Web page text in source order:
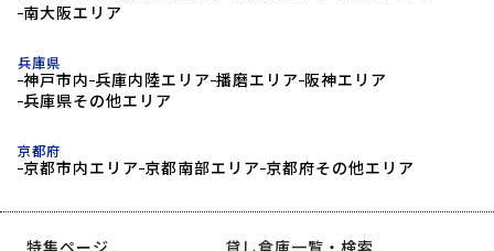
南大阪エリア
兵庫県
神戸市内 兵庫内陸エリア 播磨エリア 阪神エリア
兵庫県その他エリア
京都府
京都市内エリア 京都南部エリア 京都府その他エリア